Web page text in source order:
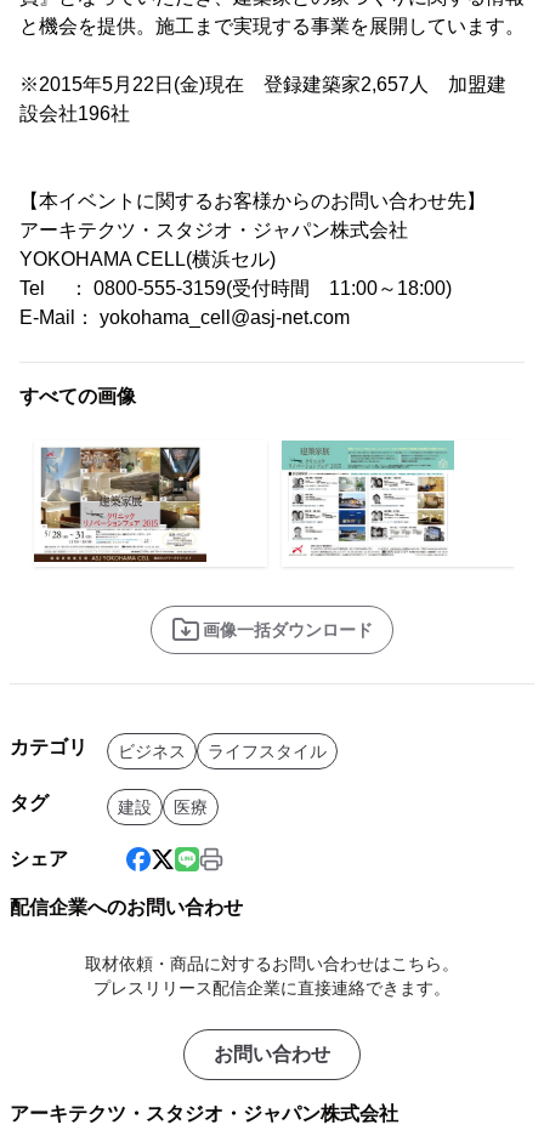
と機会を提供。施工まで実現する事業を展開しています。
※2015年5月22日(金)現在 登録建築家2,657人 加盟建
設会社196社
【本イベントに関するお客様からのお問い合わせ先】
アーキテクツ・スタジオ・ジャパン株式会社
YOKOHAMA CELL(横浜セル)
Tel ： 0800-555-3159(受付時間 11:00～18:00)
E-Mail： yokohama_cell@asj-net.com
すべての画像
画像一括ダウンロード
カテゴリ ビジネス ライフスタイル
タグ 建設 医療
シェア
配信企業へのお問い合わせ
取材依頼・商品に対するお問い合わせはこちら。
プレスリリース配信企業に直接連絡できます。
お問い合わせ
アーキテクツ・スタジオ・ジャパン株式会社